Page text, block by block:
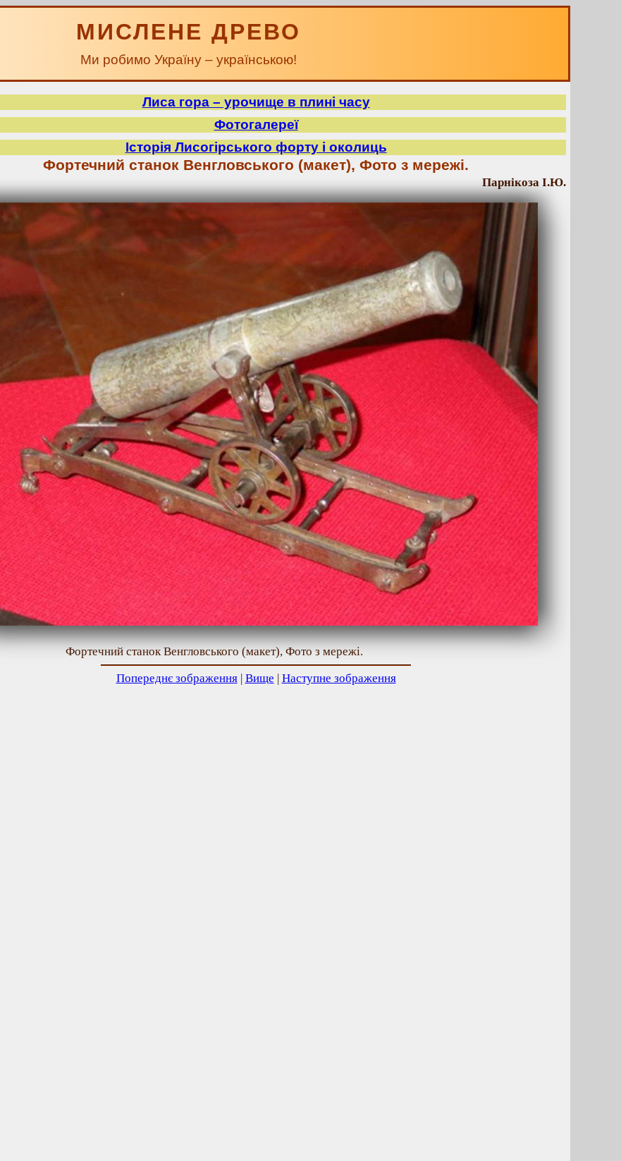
МИСЛЕНЕ ДРЕВО
Ми робимо Україну – українською!
Лиса гора – урочище в плині часу
Фотогалереї
Історія Лисогірського форту і околиць
Фортечний станок Венгловського (макет), Фото з мережі.
Парнікоза І.Ю.
Фортечний станок Венгловського (макет), Фото з мережі.
Попереднє зображення| Вище | Наступне зображення